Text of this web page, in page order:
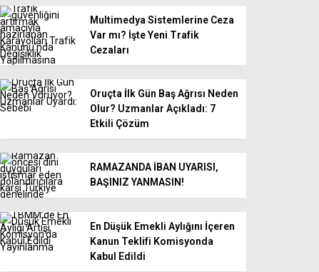
Multimedya Sistemlerine Ceza
Var mı? İşte Yeni Trafik
Cezaları
Oruçta İlk Gün Baş Ağrısı Neden
Olur? Uzmanlar Açıkladı: 7
Etkili Çözüm
RAMAZANDA İBAN UYARISI,
BAŞINIZ YANMASIN!
En Düşük Emekli Aylığını İçeren
Kanun Teklifi Komisyonda
Kabul Edildi